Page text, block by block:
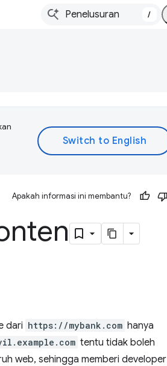
/
Apakah informasi ini membantu?
dari https://mybank.com hanya
tentu tidak boleh
web, sehingga memberi developer